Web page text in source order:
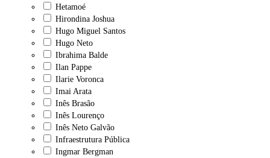
Hetamoé
Hirondina Joshua
Hugo Miguel Santos
Hugo Neto
Ibrahima Balde
Ilan Pappe
Ilarie Voronca
Imai Arata
Inês Brasão
Inês Lourenço
Inês Neto Galvão
Infraestrutura Pública
Ingmar Bergman